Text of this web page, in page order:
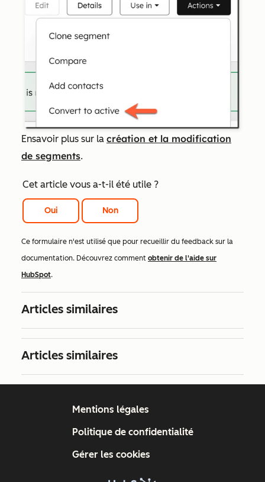
Ensavoir plus sur la création et la modification
de segments.
Cet article vous a-t-il été utile ?
Oui Non
Ce formulaire n'est utilisé que pour recueillir du feedback sur la
documentation. Découvrez comment obtenir de l'aide sur
HubSpot.
Articles similaires
Articles similaires
Mentions légales
Politique de confidentialité
Gérer les cookies